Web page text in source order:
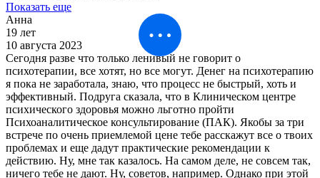
Показать еще
Анна
19 лет
10 августа 2023
Сегодня разве что только ленивый не говорит о
психотерапии, все хотят, но все могут. Денег на психотерапию
я пока не заработала, знаю, что процесс не быстрый, хоть и
эффективный. Подруга сказала, что в Клиническом центре
психического здоровья можно льготно пройти
Психоаналитическое консультирование (ПАК). Якобы за три
встрече по очень приемлемой цене тебе расскажут все о твоих
проблемах и еще дадут практические рекомендации к
действию. Ну, мне так казалось. На самом деле, не совсем так,
ничего тебе не дают. Ну, советов, например. Однако при этой